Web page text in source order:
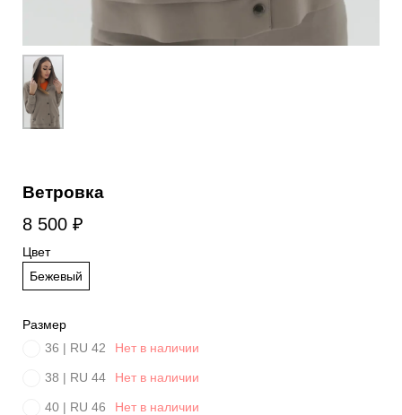
Ветровка
8 500 ₽
Цвет
Бежевый
Размер
36 | RU 42
Нет в наличии
38 | RU 44 Нет в наличии
40 | RU 46 Нет в наличии